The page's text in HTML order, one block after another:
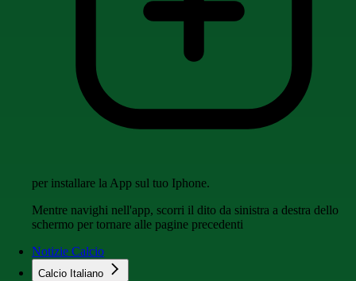
per installare la App sul tuo Iphone.
Mentre navighi nell'app, scorri il dito da sinistra a destra dello
schermo per tornare alle pagine precedenti
Notizie Calcio
Calcio Italiano